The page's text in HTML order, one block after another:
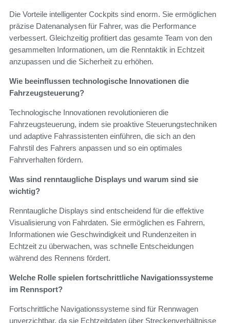
Die Vorteile intelligenter Cockpits sind enorm. Sie ermöglichen
präzise Datenanalysen für Fahrer, was die Performance
verbessert. Gleichzeitig profitiert das gesamte Team von den
gesammelten Informationen, um die Renntaktik in Echtzeit
anzupassen und die Sicherheit zu erhöhen.
Wie beeinflussen technologische Innovationen die
Fahrzeugsteuerung?
Technologische Innovationen revolutionieren die
Fahrzeugsteuerung, indem sie proaktive Steuerungstechniken
und adaptive Fahrassistenten einführen, die sich an den
Fahrstil des Fahrers anpassen und so ein optimales
Fahrverhalten fördern.
Was sind renntaugliche Displays und warum sind sie
wichtig?
Renntaugliche Displays sind entscheidend für die effektive
Visualisierung von Fahrdaten. Sie ermöglichen es Fahrern,
Informationen wie Geschwindigkeit und Rundenzeiten in
Echtzeit zu überwachen, was schnelle Entscheidungen
während des Rennens fördert.
Welche Rolle spielen fortschrittliche Navigationssysteme
im Rennsport?
Fortschrittliche Navigationssysteme sind für Rennwagen
unverzichtbar, da sie Echtzeitdaten über Streckenverhältnisse